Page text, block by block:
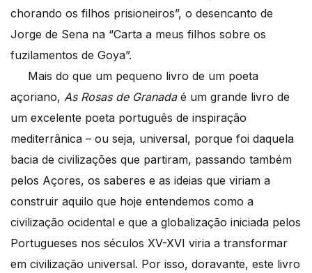
chorando os filhos prisioneiros”, o desencanto de
Jorge de Sena na “Carta a meus filhos sobre os
fuzilamentos de Goya”.
Mais do que um pequeno livro de um poeta
açoriano, As Rosas de Granadaé um grande livro de
um excelente poeta português de inspiração
mediterrânica – ou seja, universal, porque foi daquela
bacia de civilizações que partiram, passando também
pelos Açores, os saberes e as ideias que viriam a
construir aquilo que hoje entendemos como a
civilização ocidental e que a globalização iniciada pelos
Portugueses nos séculos XV-XVI viria a transformar
em civilização universal. Por isso, doravante, este livro